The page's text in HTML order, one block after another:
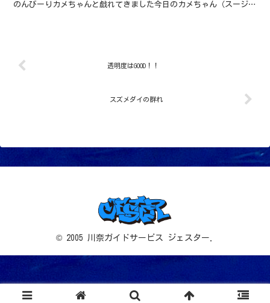
のんびーりカメちゃんと戯れてきました今日のカメちゃん（スージー
透明度はGOOD！！
スズメダイの群れ
© 2005 川奈ガイドサービス ジェスター.